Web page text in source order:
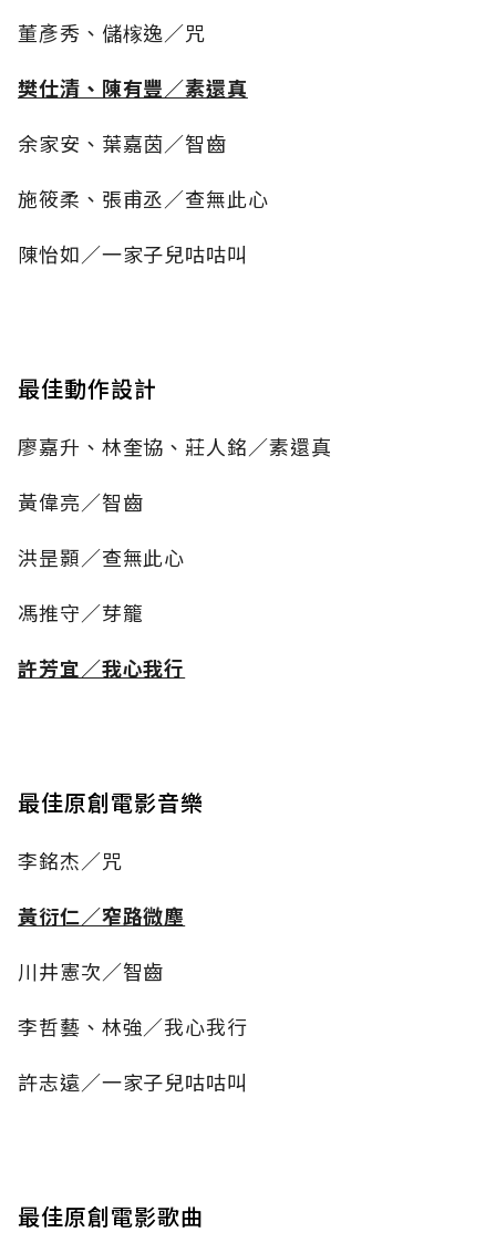
董彥秀、儲榢逸／咒
樊仕清、陳有豐／素還真
余家安、葉嘉茵／智齒
施筱柔、張甫丞／查無此心
陳怡如／一家子兒咕咕叫
最佳動作設計
廖嘉升、林奎協、莊人銘／素還真
黃偉亮／智齒
洪昰顥／查無此心
馮推守／芽籠
許芳宜／我心我行
最佳原創電影音樂
李銘杰／咒
黃衍仁／窄路微塵
川井憲次／智齒
李哲藝、林強／我心我行
許志遠／一家子兒咕咕叫
最佳原創電影歌曲